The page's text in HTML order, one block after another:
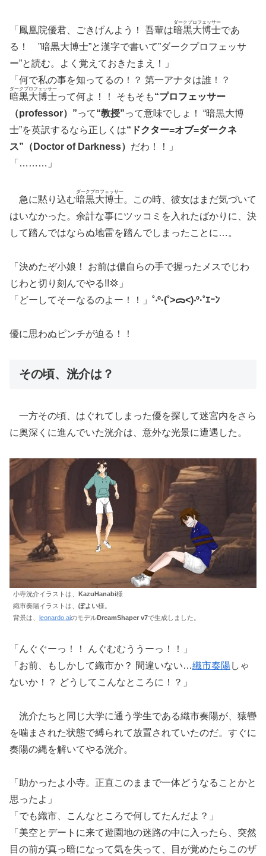
「鳳凰院優君、ごきげんよう！ 吾輩は暗黒大博士
ダークプロフェッサー
であ
る！ ”暗黒大博士”と漢字で書いて”ダークプロフェッサ
ー”と読む。よく覚えておきたまえ！」
「何で私の事を知ってるの！？ 第一アナタは誰！？
暗黒大博士
ダークプロフェッサー
って何よ！！ そもそも“プロフェッサー
（professor）”って“教授”って意味でしょ！ “暗黒大博
士”を英訳するなら正しくは“ドクター=オブ=ダークネ
ス”（Doctor of Darkness） だわ！！」
「………」
急に黙り込む暗黒大博士
ダークプロフェッサー
。この時、彼女はまだ気づいて
はいなかった。余計な事にツッコミを入れたばかりに、決
して踏んではならぬ地雷を踏んでしまったことに…。
「決めたぞ小娘！ お前は儂自らの手で握ったメスでじわ
じわと切り刻んでやる!!💢」
「どーしてそーなるのよー！！」 ˚‧º·(˚>ᯅ<)‧º·˚ｴｰﾝ
優に思わぬピンチが迫る！！
その頃、洸介は？
一方その頃、はぐれてしまった優を探して迷宮内をさら
に奥深くに進んでいた洸介は、意外な光景に遭遇した。
小寺洸介イラストは、 KazuHanabi様
織市奏陽イラストは、 ぽよい様。
背景は、 leonardo.aiのモデルDreamShaper v7で生成しました。
「んぐぐーっ！！ んぐむむううーっ！！」
「お前、もしかして織市か？ 間違いない…織市奏陽しゃ
ないか！？ どうしてこんなところに！？」
洸介たちと同じ大学に通う学生である織市奏陽が、猿轡
を噛まされた状態で縛られて放置されていたのだ。すぐに
奏陽の縄を解いてやる洸介。
「助かったよ小寺。正直このままで一体どうなることかと
思ったよ」
「でも織市、こんなところで何してたんだよ？」
「美空とデートに来て遊園地の迷路の中に入ったら、突然
目の前が真っ暗になって気を失って、目が覚めたらこのザ